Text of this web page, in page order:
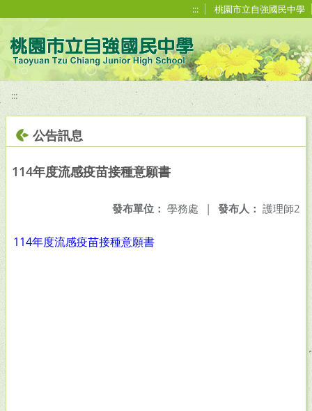
::: 桃園市立自強國民中學
:::
公告訊息
114年度流感疫苗接種意願書
發布人： 護理師2
發布單位： 學務處 |
114年度流感疫苗接種意願書